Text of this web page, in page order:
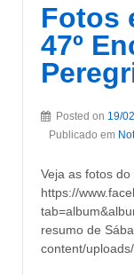
Fotos
47º
Posted on 19/
Publicado em
Veja as fotos do
https://
resumo de
content/